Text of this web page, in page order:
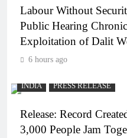
Labour Without
Public Hearing
Exploitation of Dalit
6 hours ago
INDIA PRESS RELEASE
Release: Record
3,000 People Jam